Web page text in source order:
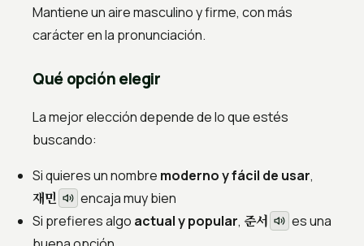
Mantiene un aire masculino y firme, con más
carácter en la pronunciación.
Qué opción elegir
La mejor elección depende de lo que estés
buscando:
Si quieres un nombre moderno y fácil de usar,
재민
encaja muy bien
Si prefieres algo actual y popular, 준서
es una